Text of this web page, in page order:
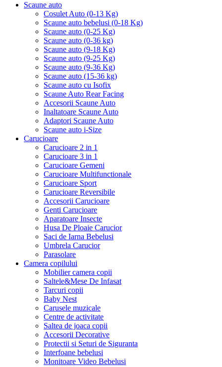
Scaune auto
Cosulet Auto (0-13 Kg)
Scaune auto bebelusi (0-18 Kg)
Scaune auto (0-25 Kg)
Scaune auto (0-36 kg)
Scaune auto (9-18 Kg)
Scaune auto (9-25 Kg)
Scaune auto (9-36 Kg)
Scaune auto (15-36 kg)
Scaune auto cu Isofix
Scaune Auto Rear Facing
Accesorii Scaune Auto
Inaltatoare Scaune Auto
Adaptori Scaune Auto
Scaune auto i-Size
Carucioare
Carucioare 2 in 1
Carucioare 3 in 1
Carucioare Gemeni
Carucioare Multifunctionale
Carucioare Sport
Carucioare Reversibile
Accesorii Carucioare
Genti Carucioare
Aparatoare Insecte
Husa De Ploaie Carucior
Saci de Iarna Bebelusi
Umbrela Carucior
Parasolare
Camera copilului
Mobilier camera copii
Saltele&Mese De Infasat
Tarcuri copii
Baby Nest
Carusele muzicale
Centre de activitate
Saltea de joaca copii
Accesorii Decorative
Protectii si Seturi de Siguranta
Interfoane bebelusi
Monitoare Video Bebelusi